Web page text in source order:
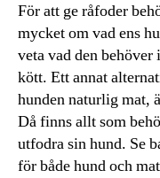
För att ge råfoder
mycket om vad ens
veta vad den
kött. Ett annat
hunden naturlig mat,
Då finns allt som
utfodra sin hund. Se
för både hund och